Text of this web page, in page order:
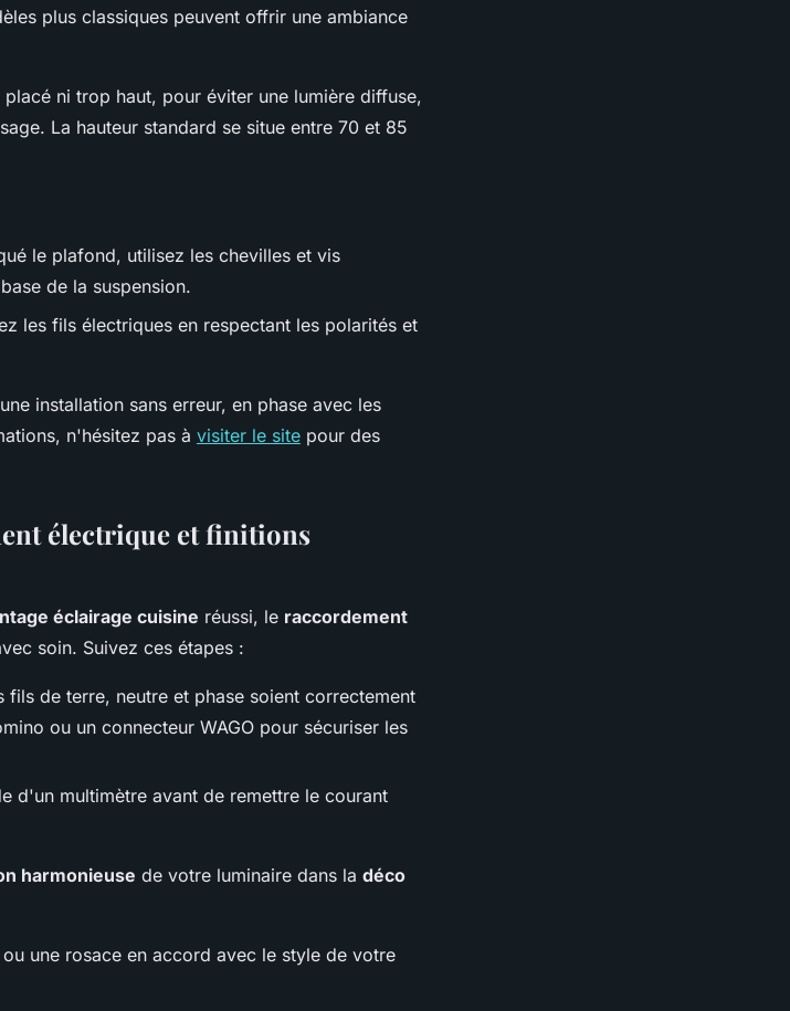
plus classiques peuvent offrir une ambiance
ni trop haut, pour éviter une lumière diffuse,
La hauteur standard se situe entre 70 et 85
le plafond, utilisez les chevilles et vis
de la suspension.
les fils électriques en respectant les polarités et
installation sans erreur, en phase avec les
n'hésitez pas à visiter le site pour des
électrique et finitions
éclairage cuisine réussi, le raccordement
soin. Suivez ces étapes :
fils de terre, neutre et phase soient correctement
ou un connecteur WAGO pour sécuriser les
d'un multimètre avant de remettre le courant
harmonieuse de votre luminaire dans la déco
une rosace en accord avec le style de votre